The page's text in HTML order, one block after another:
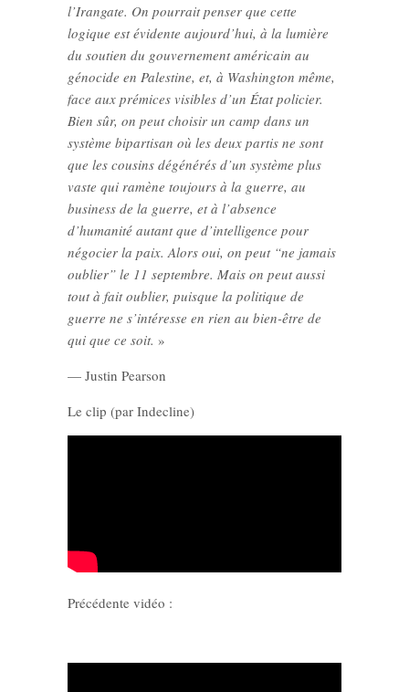
l’Irangate. On pourrait penser que cette
logique est évidente aujourd’hui, à la lumière
du soutien du gouvernement américain au
génocide en Palestine, et, à Washington même,
face aux prémices visibles d’un État policier.
Bien sûr, on peut choisir un camp dans un
système bipartisan où les deux partis ne sont
que les cousins dégénérés d’un système plus
vaste qui ramène toujours à la guerre, au
business de la guerre, et à l’absence
d’humanité autant que d’intelligence pour
négocier la paix. Alors oui, on peut “ne jamais
oublier” le 11 septembre. Mais on peut aussi
tout à fait oublier, puisque la politique de
guerre ne s’intéresse en rien au bien-être de
qui que ce soit. »
— Justin Pearson
Le clip (par Indecline)
Précédente vidéo :